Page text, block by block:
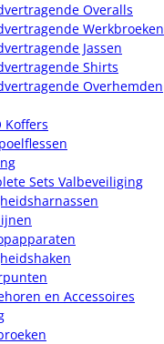
Overalls
Werkbroeken
Jassen
Shirts
Overhemden
Koffers
Sets Valbeveiliging
en Accessoires